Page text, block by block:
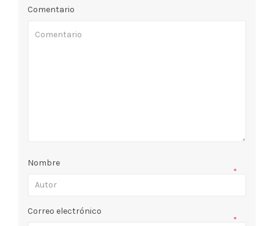
Comentario
Nombre
*
Correo electrónico
*